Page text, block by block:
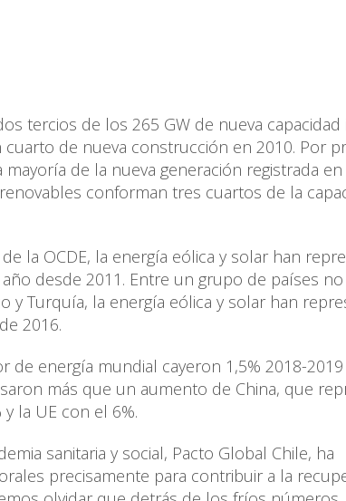
tercios de los 265 GW de nueva capacidad
de nueva construcción en 2010. Por
de la nueva generación registrada en
conforman tres cuartos de la
la OCDE, la energía eólica y solar han
desde 2011. Entre un grupo de países no
y Turquía, la energía eólica y solar han
2016.
de energía mundial cayeron 1,5% 2018-
más que un aumento de China, que
la UE con el 6%.
sanitaria y social, Pacto Global Chile, ha
precisamente para contribuir a la